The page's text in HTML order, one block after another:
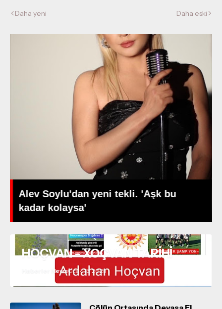
Daha yeni Daha eski
Alev Soylu'dan yeni tekli. 'Aşk bu
kadar kolaysa'
HOÇVAN - XOÇVAN TARİHİ
Haberler NewsOcak 13, 2025